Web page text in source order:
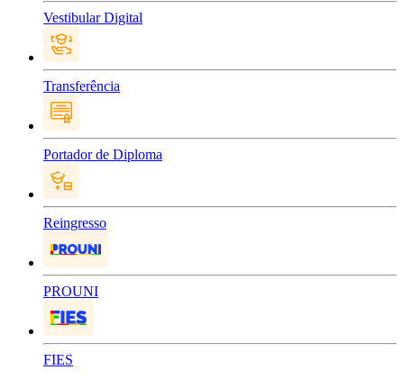
Vestibular Digital
Transferência
Portador de Diploma
Reingresso
PROUNI
FIES